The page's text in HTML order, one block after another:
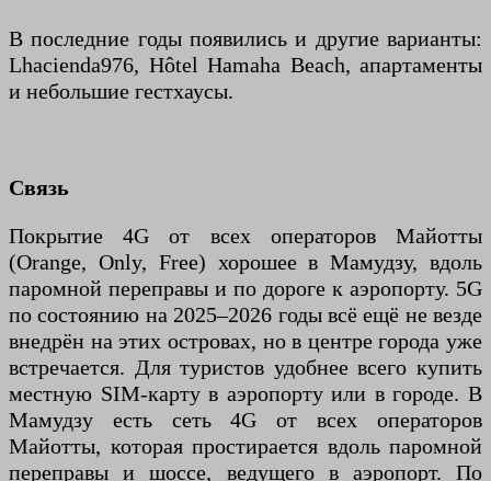
В последние годы появились и другие варианты:
Lhacienda976, Hôtel Hamaha Beach, апартаменты
и небольшие гестхаусы.
Связь
Покрытие 4G от всех операторов Майотты
(Orange, Only, Free) хорошее в Мамудзу, вдоль
паромной переправы и по дороге к аэропорту. 5G
по состоянию на 2025–2026 годы всё ещё не везде
внедрён на этих островах, но в центре города уже
встречается. Для туристов удобнее всего купить
местную SIM-карту в аэропорту или в городе. В
Мамудзу есть сеть 4G от всех операторов
Майотты, которая простирается вдоль паромной
переправы и шоссе, ведущего в аэропорт. По